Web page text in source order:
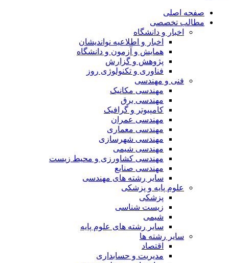
صفحه اصلی
مطالب تخصصی
اخبار و دانشگاه
اخبار و اطلاعیه نواندیشان
همایش و آزمون و دانشگاه
پژوهش و گزارش
فناوری و تکنولوژی روز
فنی و مهندسی
مهندسی مکانیک
مهندسی برق
کامپیوتر و گرافیک
مهندسی عمران
مهندسی معماری
مهندسی شهرسازی
مهندسی شیمی
مهندسی کشاورزی و محیط زیست
مهندسی صنایع
سایر رشته های مهندسی
علوم پایه و پزشکی
پزشکی
زیست شناسی
شیمی
سایر رشته های علوم پایه
سایر رشته ها
اقتصاد
مدیریت و حسابداری